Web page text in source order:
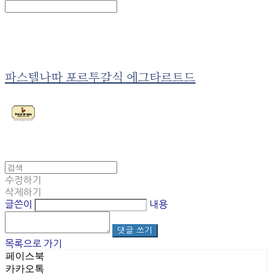
파스텔나따 포르투갈식 에그타르트드
수정하기
삭제하기
글쓴이
내용
댓글 쓰기
목록으로 가기
페이스북
카카오톡